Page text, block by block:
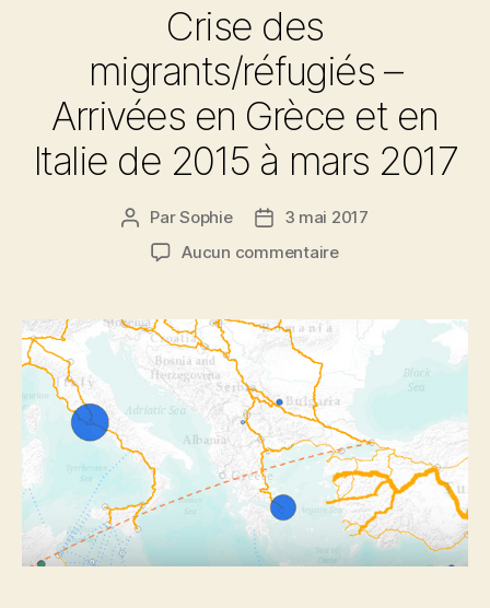
Crise des
migrants/réfugiés –
Arrivées en Grèce et en
Italie de 2015 à mars 2017
Auteur
l’article
ParSophie
Date3 mai 2017
Aucun commentairesur
migrants/réfugiés
Arrivées
en
Grèce
et
en
Italie
de
2015
à